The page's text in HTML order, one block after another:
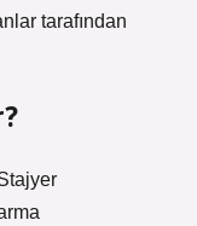
tarafından